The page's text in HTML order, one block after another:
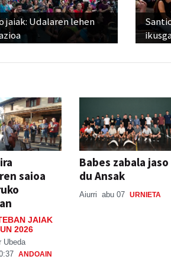
jaiak: Udalaren lehen
saioa
JAIAK
2026
Ubeda
ANDOAIN
Babes zabala jaso
du Ansak
Aiurri abu 07 URNIETA